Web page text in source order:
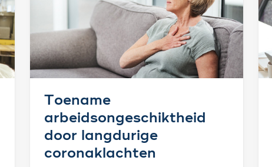
Toename
arbeidsongeschikt­heid
door langdurige
coronaklachten